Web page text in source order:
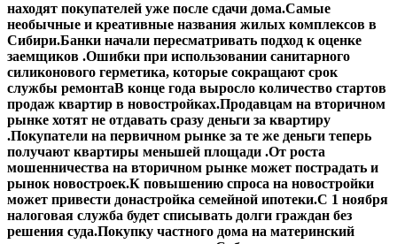
находят покупателей уже после сдачи дома.Самые
необычные и креативные названия жилых комплексов в
Сибири.Банки начали пересматривать подход к оценке
заемщиков .Ошибки при использовании санитарного
силиконового герметика, которые сокращают срок
службы ремонтаВ конце года выросло количество стартов
продаж квартир в новостройках.Продавцам на вторичном
рынке хотят не отдавать сразу деньги за квартиру
.Покупатели на первичном рынке за те же деньги теперь
получают квартиры меньшей площади .От роста
мошенничества на вторичном рынке может пострадать и
рынок новостроек.К повышению спроса на новостройки
может привести донастройка семейной ипотеки.С 1 ноября
налоговая служба будет списывать долги граждан без
решения суда.Покупку частного дома на материнский